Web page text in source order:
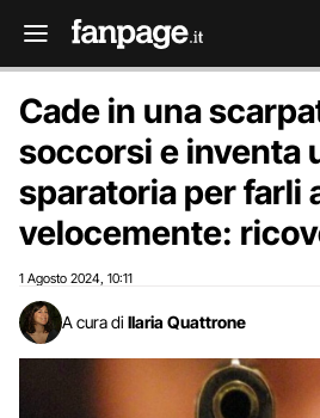
Cade in una
soccorsi e inventa
sparatoria per farli
velocemente:
1 Agosto 2024 10:11
A cura di Ilaria Quattrone